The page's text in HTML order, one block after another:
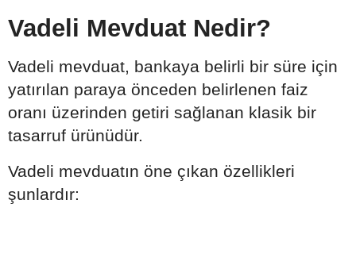
Vadeli Mevduat Nedir?
Vadeli mevduat, bankaya belirli bir süre için
yatırılan paraya önceden belirlenen faiz
oranı üzerinden getiri sağlanan klasik bir
tasarruf ürünüdür.
Vadeli mevduatın öne çıkan özellikleri
şunlardır: